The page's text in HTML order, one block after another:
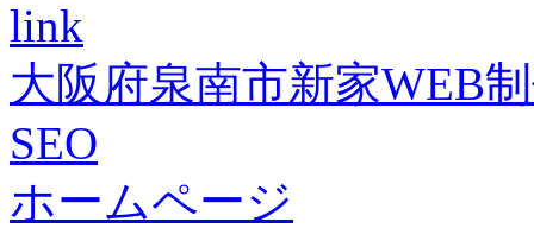
link
大阪府泉南市新家WEB
SEO
ホームページ